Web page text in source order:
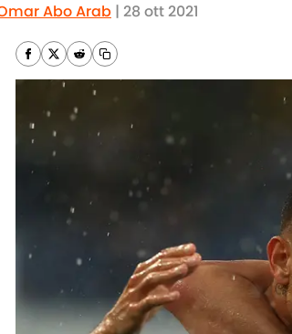
Abo Arab | 28 ott 2021